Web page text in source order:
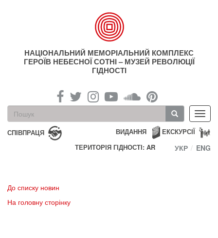
НАЦІОНАЛЬНИЙ МЕМОРІАЛЬНИЙ КОМПЛЕКС
ГЕРОЇВ НЕБЕСНОЇ СОТНІ – МУЗЕЙ РЕВОЛЮЦІЇ
ГІДНОСТІ
Пошукова
форма
Пошук
СПІВПРАЦЯ ЕКСКУРСІЇ
ВИДАННЯ
ТЕРИТОРІЯ ГІДНОСТІ: AR
УКР ENG
До списку новин
На головну сторінку